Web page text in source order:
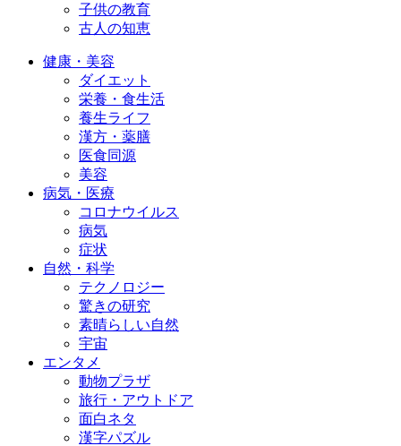
子供の教育
古人の知恵
健康・美容
ダイエット
栄養・食生活
養生ライフ
漢方・薬膳
医食同源
美容
病気・医療
コロナウイルス
病気
症状
自然・科学
テクノロジー
驚きの研究
素晴らしい自然
宇宙
エンタメ
動物プラザ
旅行・アウトドア
面白ネタ
漢字パズル